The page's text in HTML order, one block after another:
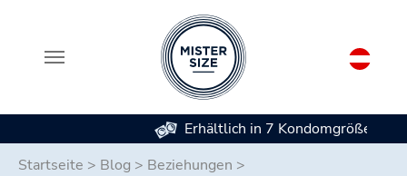
Erhältlich in 7 Kondomgrößen
Startseite > Blog > Beziehungen >